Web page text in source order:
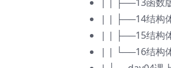
| | ├──14结构
| | ├──15结构
| | └──16结构